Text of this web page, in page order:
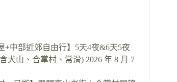
+中部近郊自由行】5天4夜&6天5夜
犬山、合掌村、常滑) 2026 年 8 月 7